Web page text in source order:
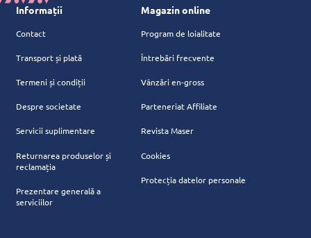
Informații
Contact
Transport și plată
Termeni și condiții
Despre societate
Servicii suplimentare
Returnarea produselor și
reclamația
Prezentare generală a
serviciilor
Magazin online
Program de loialitate
Întrebări frecvente
Vânzări en-gross
Parteneriat Affiliate
Revista Maser
Cookies
Protecția datelor personale